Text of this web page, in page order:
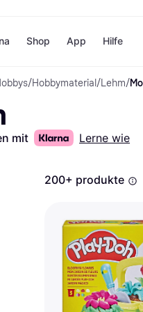
Zahlungsmethoden
Bezahle in 3 Teilzahlungen
Bezahle in bis zu 30
Shop
Shops
Temu
App Hilfe
/Hobbymaterial /Lehm/
mit Lerne wie
200+ produkte